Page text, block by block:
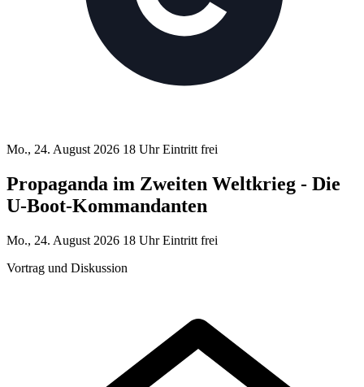
Mo., 24. August 2026 18 Uhr Eintritt frei
Propaganda im Zweiten Weltkrieg - Die
U-Boot-Komman­danten
Mo., 24. August 2026 18 Uhr Eintritt frei
Vortrag und Diskussion